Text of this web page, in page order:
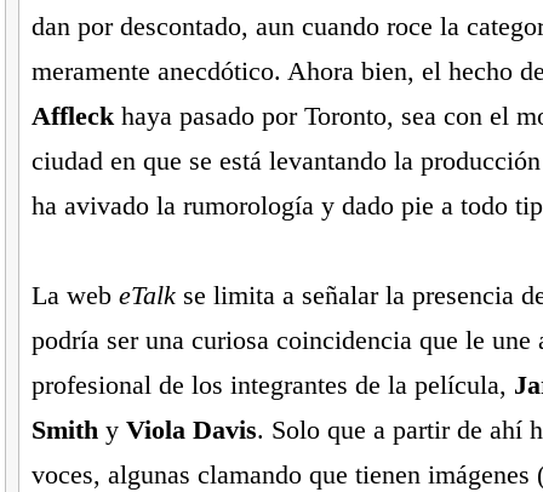
dan por descontado, aun cuando roce la
meramente anecdótico. Ahora bien, el hecho
Affleckhaya pasado por Toronto, sea con el
ciudad en que se está levantando la
ha avivado la rumorología y dado pie a todo
La web eTalkse limita a señalar la presencia
podría ser una curiosa coincidencia que le une
profesional de los integrantes de la película,
Smithy Viola Davis. Solo que a partir de ahí
voces, algunas clamando que tienen imágenes